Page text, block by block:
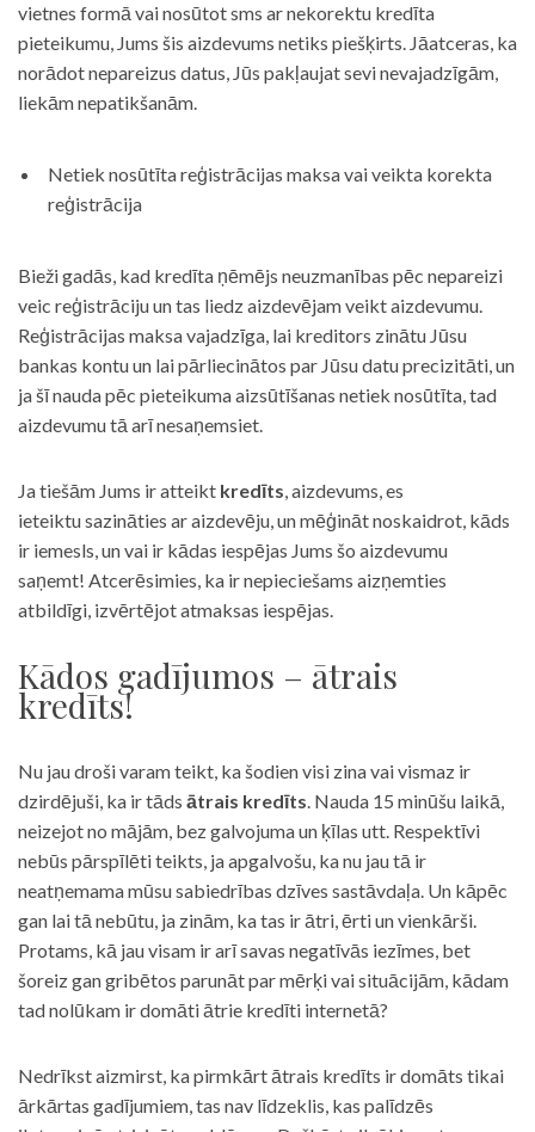
vietnes formā vai nosūtot sms ar nekorektu kredīta
pieteikumu, Jums šis aizdevums netiks piešķirts. Jāatceras, ka
norādot nepareizus datus, Jūs pakļaujat sevi nevajadzīgām,
liekām nepatikšanām.
Netiek nosūtīta reģistrācijas maksa vai veikta korekta
reģistrācija
Bieži gadās, kad kredīta ņēmējs neuzmanības pēc nepareizi
veic reģistrāciju un tas liedz aizdevējam veikt aizdevumu.
Reģistrācijas maksa vajadzīga, lai kreditors zinātu Jūsu
bankas kontu un lai pārliecinātos par Jūsu datu precizitāti, un
ja šī nauda pēc pieteikuma aizsūtīšanas netiek nosūtīta, tad
aizdevumu tā arī nesaņemsiet.
Ja tiešām Jums ir atteikt kredīts, aizdevums, es
ieteiktu sazināties ar aizdevēju, un mēģināt noskaidrot, kāds
ir iemesls, un vai ir kādas iespējas Jums šo aizdevumu
saņemt! Atcerēsimies, ka ir nepieciešams aizņemties
atbildīgi, izvērtējot atmaksas iespējas.
Kādos gadījumos – ātrais
kredīts!
Nu jau droši varam teikt, ka šodien visi zina vai vismaz ir
dzirdējuši, ka ir tāds ātrais kredīts. Nauda 15 minūšu laikā,
neizejot no mājām, bez galvojuma un ķīlas utt. Respektīvi
nebūs pārspīlēti teikts, ja apgalvošu, ka nu jau tā ir
neatņemama mūsu sabiedrības dzīves sastāvdaļa. Un kāpēc
gan lai tā nebūtu, ja zinām, ka tas ir ātri, ērti un vienkārši.
Protams, kā jau visam ir arī savas negatīvās iezīmes, bet
šoreiz gan gribētos parunāt par mērķi vai situācijām, kādam
tad nolūkam ir domāti ātrie kredīti internetā?
Nedrīkst aizmirst, ka pirmkārt ātrais kredīts ir domāts tikai
ārkārtas gadījumiem, tas nav līdzeklis, kas palīdzēs